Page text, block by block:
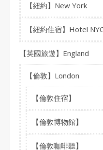
【紐約】New York
【紐約住宿】Hotel
【英國旅遊】England
【倫敦】London
【倫敦住宿】
【倫敦博物館】
【倫敦咖啡聽】